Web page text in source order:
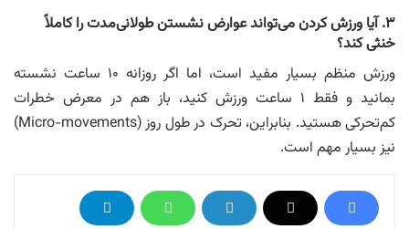
۳. آیا ورزش کردن می‌تواند عوارض نشستن طولانی‌مدت را کاملاً
خنثی کند؟
ورزش منظم بسیار مفید است، اما اگر روزانه ۱۰ ساعت نشسته
بمانید و فقط ۱ ساعت ورزش کنید، باز هم در معرض خطرات
کم‌تحرکی هستید. بنابراین، تحرک در طول روز (Micro-movements)
نیز بسیار مهم است.